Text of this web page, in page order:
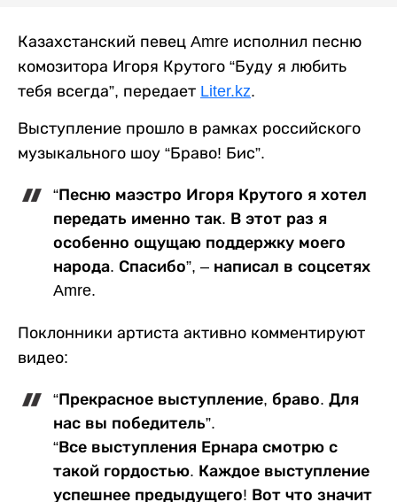
Казахстанский певец Amre исполнил песню
комозитора Игоря Крутого “Буду я любить
тебя всегда”, передает Liter.kz.
Выступление прошло в рамках российского
музыкального шоу “Браво! Бис”.
“Песню маэстро Игоря Крутого я хотел
передать именно так. В этот раз я
особенно ощущаю поддержку моего
народа. Спасибо”, – написал в соцсетях
Amre.
Поклонники артиста активно комментируют
видео:
“Прекрасное выступление, браво. Для
нас вы победитель”.
“Все выступления Ернара смотрю с
такой гордостью. Каждое выступление
успешнее предыдущего! Вот что значит